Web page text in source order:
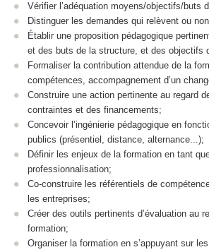
Vérifier l’adéquation moyens/objectifs/buts
Distinguer les demandes qui relèvent ou
Établir une proposition pédagogique
et des buts de la structure, et des objectifs
Formaliser la contribution attendue de la
compétences, accompagnement d’un
Construire une action pertinente au regard
contraintes et des financements;
Concevoir l’ingénierie pédagogique en
publics (présentiel, distance, alternance...);
Définir les enjeux de la formation en tant
professionnalisation;
Co-construire les référentiels de
les entreprises;
Créer des outils pertinents d’évaluation au
formation;
Organiser la formation en s’appuyant sur